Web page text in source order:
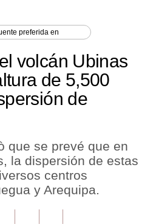
preferida en
volcán Ubinas
de 5,500
de
que se prevé que en
la dispersión de estas
centros
y Arequipa.